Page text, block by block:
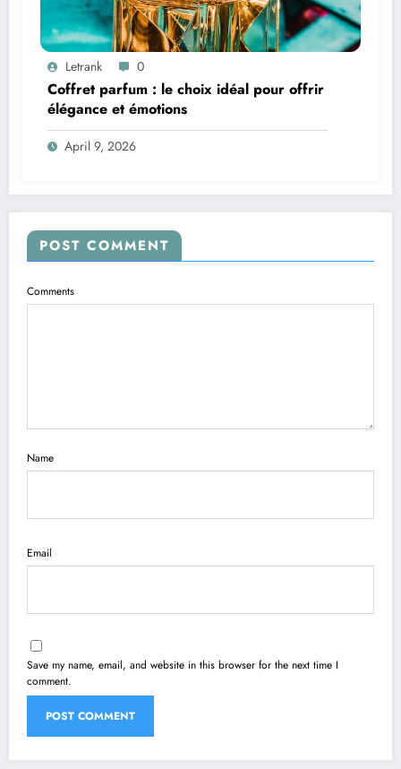
Letrank 0
Coffret parfum : le choix idéal pour offrir
élégance et émotions
April 9, 2026
POST COMMENT
Comments
Name
Email
Save my name, email, and website in this browser for the next time I
comment.